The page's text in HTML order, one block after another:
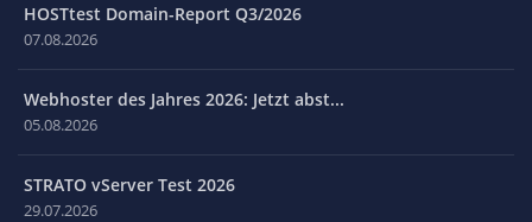
HOSTtest Domain-Report Q3/2026
07.08.2026
Webhoster des Jahres 2026: Jetzt abst...
05.08.2026
STRATO vServer Test 2026
29.07.2026